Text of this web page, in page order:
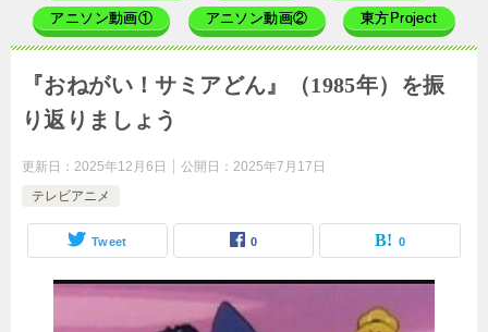
アニソン動画① アニソン動画② 東方Project
『おねがい！サミアどん』（1985年）を振
り返りましょう
更新日： 2025年12月6日 公開日： 2025年7月17日
テレビアニメ
Tweet 0 0